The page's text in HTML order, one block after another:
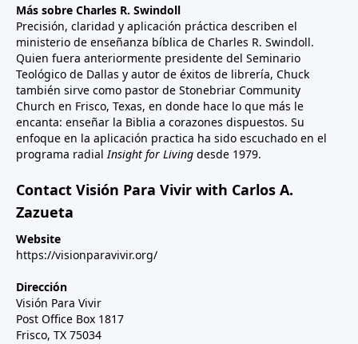
Más sobre Charles R. Swindoll
Precisión, claridad y aplicación práctica describen el
ministerio de enseñanza bíblica de Charles R. Swindoll.
Quien fuera anteriormente presidente del Seminario
Teológico de Dallas y autor de éxitos de librería, Chuck
también sirve como pastor de Stonebriar Community
Church en Frisco, Texas, en donde hace lo que más le
encanta: enseñar la Biblia a corazones dispuestos. Su
enfoque en la aplicación practica ha sido escuchado en el
programa radialInsight for Living desde 1979.
Contact Visión Para Vivir with Carlos A.
Zazueta
Website
https://visionparavivir.org/
Dirección
Visión Para Vivir
Post Office Box 1817
Frisco, TX 75034